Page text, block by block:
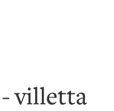
- villetta